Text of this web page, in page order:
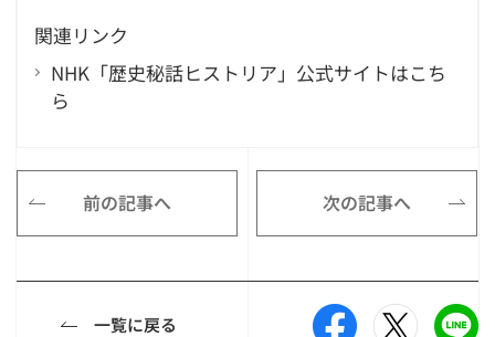
関連リンク
NHK「歴史秘話ヒストリア」公式サイトはこち
ら
前の記事へ 次の記事へ
一覧に戻る